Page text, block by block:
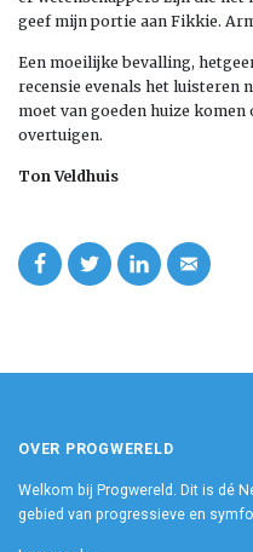
geef mijn portie aan Fikkie.
Een moeilijke bevalling,
recensie evenals het luisteren
moet van goeden huize
overtuigen.
Ton Veldhuis
OVER PROGWERELD
Welkom bij Progwereld. Dit is dé
gebied van progressieve en